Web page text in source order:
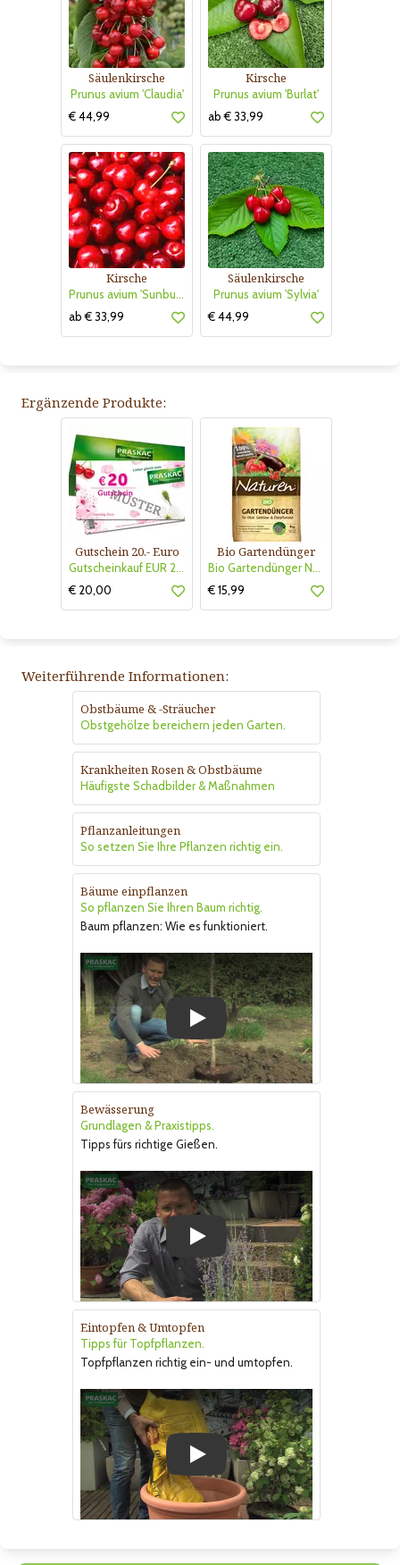
Säulenkirsche
Prunus avium 'Claudia'
€ 44,99
Kirsche
Prunus avium 'Burlat'
ab € 33,99
Kirsche
Prunus avium 'Sunburst'
ab € 33,99
Säulenkirsche
Prunus avium 'Sylvia'
€ 44,99
Ergänzende Produkte:
Gutschein 20.- Euro
Gutscheinkauf EUR 20.-
€ 20,00
Bio Gartendünger
Bio Gartendünger Naturen
€ 15,99
Weiterführende Informationen:
Obstbäume & -Sträucher
Obstgehölze bereichern jeden Garten.
Krankheiten Rosen & Obstbäume
Häufigste Schadbilder & Maßnahmen
Pflanzanleitungen
So setzen Sie Ihre Pflanzen richtig ein.
Bäume einpflanzen
So pflanzen Sie Ihren Baum richtig.
Baum pflanzen: Wie es funktioniert.
Bewässerung
Grundlagen & Praxistipps.
Tipps fürs richtige Gießen.
Eintopfen & Umtopfen
Tipps für Topfpflanzen.
Topfpflanzen richtig ein- und umtopfen.